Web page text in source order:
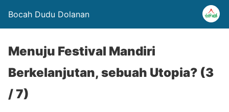
Bocah Dudu Dolanan
Menuju Festival Mandiri
Berkelanjutan, sebuah Utopia? (3
/ 7)